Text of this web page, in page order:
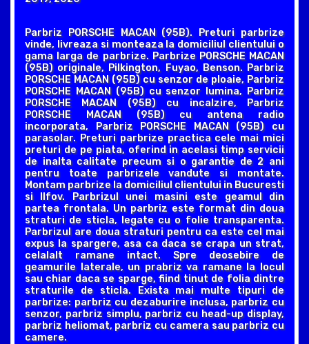
Parbriz PORSCHE MACAN (95B). Preturi parbrize
vinde, livreaza si monteaza la domiciliul clientului o
gama larga de parbrize. Parbrize PORSCHE MACAN
(95B) originale, Pilkington, Fuyao, Benson. Parbriz
PORSCHE MACAN (95B) cu senzor de ploaie, Parbriz
PORSCHE MACAN (95B) cu senzor lumina, Parbriz
PORSCHE MACAN (95B) cu incalzire, Parbriz
PORSCHE MACAN (95B) cu antena radio
incorporata, Parbriz PORSCHE MACAN (95B) cu
parasolar. Preturi parbrize practica cele mai mici
preturi de pe piata, oferind in acelasi timp servicii
de inalta calitate precum si o garantie de 2 ani
pentru toate parbrizele vandute si montate.
Montam parbrize la domiciliul clientului in Bucuresti
si Ilfov. Parbrizul unei masini este geamul din
partea frontala. Un parbriz este format din doua
straturi de sticla, legate cu o folie transparenta.
Parbrizul are doua straturi pentru ca este cel mai
expus la spargere, asa ca daca se crapa un strat,
celalalt ramane intact. Spre deosebire de
geamurile laterale, un prabriz va ramane la locul
sau chiar daca se sparge, fiind tinut de folia dintre
straturile de sticla. Exista mai multe tipuri de
parbrize: parbriz cu dezaburire inclusa, parbriz cu
senzor, parbriz simplu, parbriz cu head-up display,
parbriz heliomat, parbriz cu camera sau parbriz cu
camere.